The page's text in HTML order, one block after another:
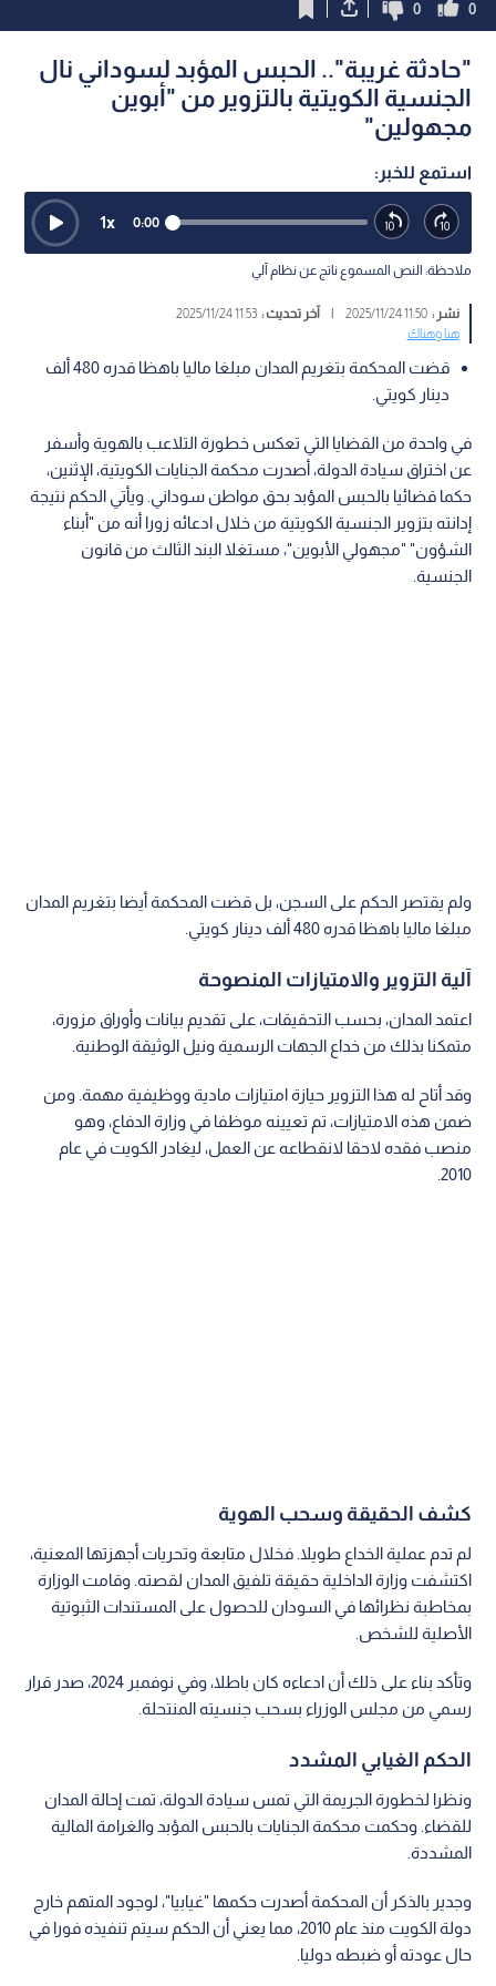
0
0
"حادثة غريبة".. الحبس المؤبد لسوداني نال
الجنسية الكويتية بالتزوير من "أبوين
مجهولين"
استمع للخبر:
0:00
1x
ملاحظة: النص المسموع ناتج عن نظام آلي
نشر :11:50 2025/11/24
| آخر تحديث :11:53 2025/11/24
هنا وهناك
قضت المحكمة بتغريم المدان مبلغا ماليا باهظا قدره 480 ألف
دينار كويتي.
في واحدة من القضايا التي تعكس خطورة التلاعب بالهوية وأسفر
عن اختراق سيادة الدولة، أصدرت محكمة الجنايات الكويتية، الإثنين،
حكما قضائيا بالحبس المؤبد بحق مواطن سوداني. ويأتي الحكم نتيجة
إدانته بتزوير الجنسية الكويتية من خلال ادعائه زورا أنه من "أبناء
الشؤون" "مجهولي الأبوين"، مستغلا البند الثالث من قانون
الجنسية.
ولم يقتصر الحكم على السجن، بل قضت المحكمة أيضا بتغريم المدان
مبلغا ماليا باهظا قدره 480 ألف دينار كويتي.
آلية التزوير والامتيازات المنصوحة
اعتمد المدان، بحسب التحقيقات، على تقديم بيانات وأوراق مزورة،
متمكنا بذلك من خداع الجهات الرسمية ونيل الوثيقة الوطنية.
وقد أتاح له هذا التزوير حيازة امتيازات مادية ووظيفية مهمة. ومن
ضمن هذه الامتيازات، تم تعيينه موظفا في وزارة الدفاع، وهو
منصب فقده لاحقا لانقطاعه عن العمل، ليغادر الكويت في عام
2010.
كشف الحقيقة وسحب الهوية
لم تدم عملية الخداع طويلا. فخلال متابعة وتحريات أجهزتها المعنية،
اكتشفت وزارة الداخلية حقيقة تلفيق المدان لقصته. وقامت الوزارة
بمخاطبة نظرائها في السودان للحصول على المستندات الثبوتية
الأصلية للشخص.
وتأكد بناء على ذلك أن ادعاءه كان باطلا، وفي نوفمبر 2024، صدر قرار
رسمي من مجلس الوزراء بسحب جنسيته المنتحلة.
الحكم الغيابي المشدد
ونظرا لخطورة الجريمة التي تمس سيادة الدولة، تمت إحالة المدان
للقضاء. وحكمت محكمة الجنايات بالحبس المؤبد والغرامة المالية
المشددة.
وجدير بالذكر أن المحكمة أصدرت حكمها "غيابيا"، لوجود المتهم خارج
دولة الكويت منذ عام 2010، مما يعني أن الحكم سيتم تنفيذه فورا في
حال عودته أو ضبطه دوليا.